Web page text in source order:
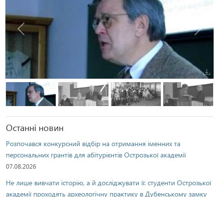
Попередня
Останні новин
Розпочався конкурсний відбір на отримання іменних та
персональних грантів для абітурієнтів Острозької академії
07.08.2026
Не лише вивчати історію, а й досліджувати її: студенти Острозької
академії проходять археологічну практику в Дубенському замку